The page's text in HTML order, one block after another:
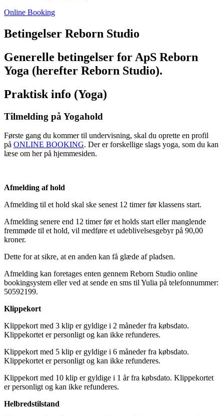
Online Booking
Betingelser Reborn Studio
Generelle betingelser for ApS Reborn
Yoga (herefter Reborn Studio).
Praktisk info (Yoga)
Tilmelding på Yogahold
Første gang du kommer til undervisning, skal du oprette en profil
på ONLINE BOOKING. Der er forskellige slags yoga, som du kan
læse om her på hjemmesiden.
Afmelding af hold
Afmelding til et hold skal ske senest 12 timer før klassens start.
Afmelding senere end 12 timer før et holds start eller manglende
fremmøde til et hold, vil medføre et udeblivelsesgebyr på 90,00
kroner.
Dette for at sikre, at en anden kan få glæde af pladsen.
Afmelding kan foretages enten gennem Reborn Studio online
bookingsystem eller ved at sende en sms til Yulia på telefonnummer:
50592199.
Klippekort
Klippekort med 3 klip er gyldige i 2 måneder fra købsdato.
Klippekortet er personligt og kan ikke refunderes.
Klippekort med 5 klip er gyldige i 6 måneder fra købsdato.
Klippekortet er personligt og kan ikke refunderes.
Klippekort med 10 klip er gyldige i 1 år fra købsdato. Klippekortet
er personligt og kan ikke refunderes.
Helbredstilstand